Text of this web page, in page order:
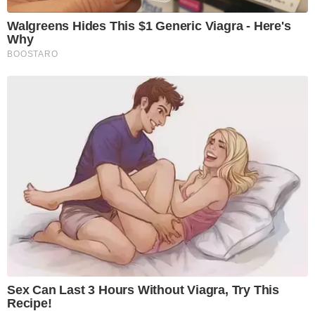
Walgreens Hides This $1 Generic Viagra - Here's
Why
BOOSTARO
Sex Can Last 3 Hours Without Viagra, Try This
Recipe!